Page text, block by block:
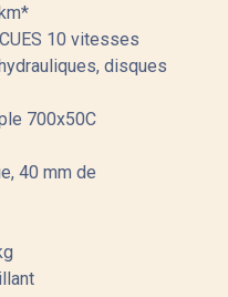
10 vitesses
disques
700x50C
40 mm de